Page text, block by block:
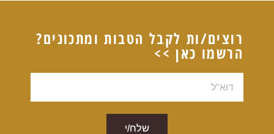
רוצים/ות לקבל הטבות ומתכונים?
הרשמו כאן >>
שלח/י